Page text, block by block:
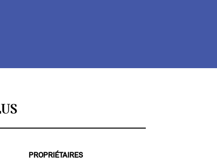
PROPRIÉTAIRES